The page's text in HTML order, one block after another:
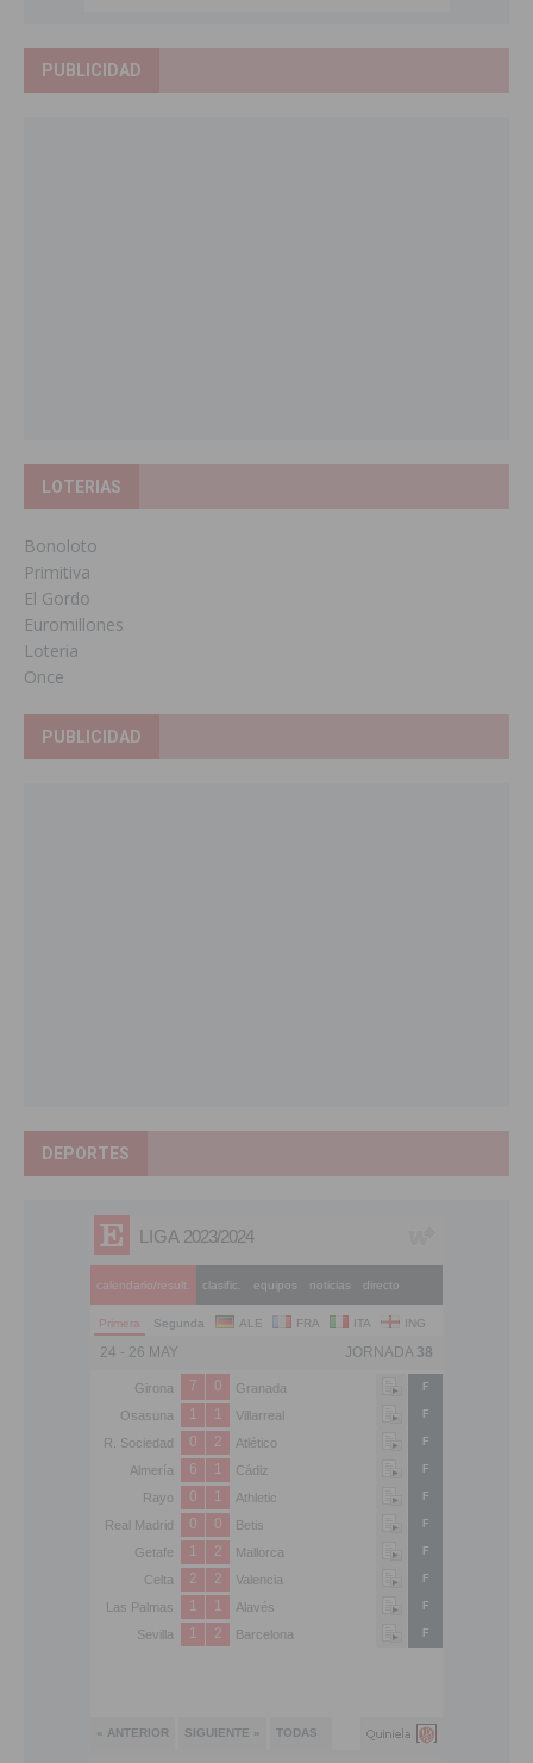
PUBLICIDAD
LOTERIAS
Bonoloto
Primitiva
El Gordo
Euromillones
Loteria
Once
PUBLICIDAD
DEPORTES